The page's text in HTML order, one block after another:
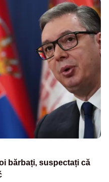
bărbați, suspectați că